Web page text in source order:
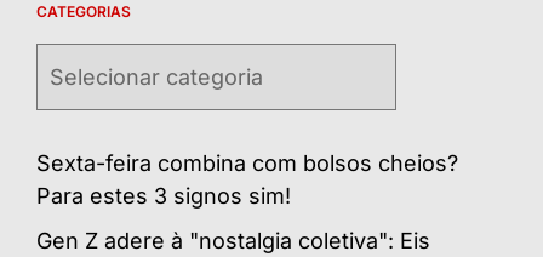
CATEGORIAS
Sexta-feira combina com bolsos cheios?
Para estes 3 signos sim!
Gen Z adere à "nostalgia coletiva": Eis